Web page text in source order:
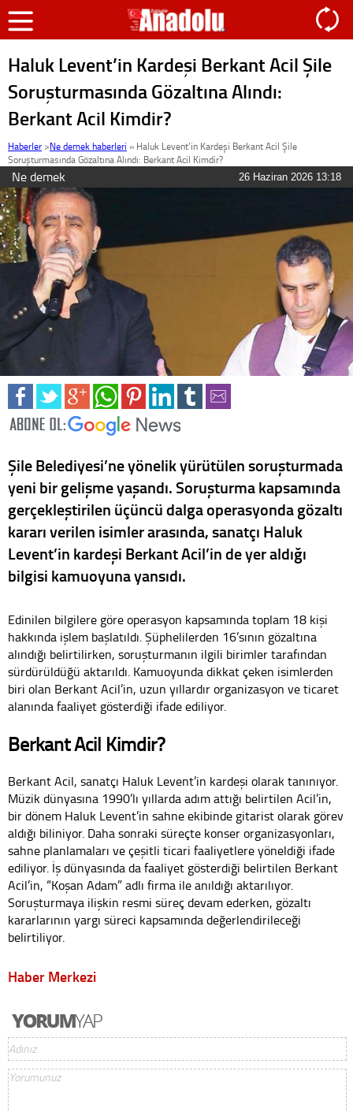
Haluk Levent’in Kardeşi Berkant Acil Şile
Soruşturmasında Gözaltına Alındı:
Berkant Acil Kimdir?
Haberler >Ne demek haberleri » Haluk Levent’in Kardeşi Berkant Acil Şile
Soruşturmasında Gözaltına Alındı: Berkant Acil Kimdir?
Ne demek 26 Haziran 2026 13:18
Şile Belediyesi’ne yönelik yürütülen soruşturmada
yeni bir gelişme yaşandı. Soruşturma kapsamında
gerçekleştirilen üçüncü dalga operasyonda gözaltı
kararı verilen isimler arasında, sanatçı Haluk
Levent’in kardeşi Berkant Acil’in de yer aldığı
bilgisi kamuoyuna yansıdı.
Edinilen bilgilere göre operasyon kapsamında toplam 18 kişi
hakkında işlem başlatıldı. Şüphelilerden 16’sının gözaltına
alındığı belirtilirken, soruşturmanın ilgili birimler tarafından
sürdürüldüğü aktarıldı. Kamuoyunda dikkat çeken isimlerden
biri olan Berkant Acil’in, uzun yıllardır organizasyon ve ticaret
alanında faaliyet gösterdiği ifade ediliyor.
Berkant Acil Kimdir?
Berkant Acil, sanatçı Haluk Levent’in kardeşi olarak tanınıyor.
Müzik dünyasına 1990’lı yıllarda adım attığı belirtilen Acil’in,
bir dönem Haluk Levent’in sahne ekibinde gitarist olarak görev
aldığı biliniyor. Daha sonraki süreçte konser organizasyonları,
sahne planlamaları ve çeşitli ticari faaliyetlere yöneldiği ifade
ediliyor. İş dünyasında da faaliyet gösterdiği belirtilen Berkant
Acil’in, “Koşan Adam” adlı firma ile anıldığı aktarılıyor.
Soruşturmaya ilişkin resmi süreç devam ederken, gözaltı
kararlarının yargı süreci kapsamında değerlendirileceği
belirtiliyor.
Haber Merkezi